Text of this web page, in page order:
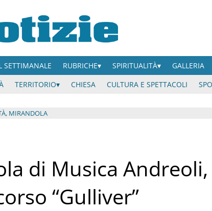
SETTIMANALE RUBRICHE SPIRITUALITÀ GALLERIA
TERRITORIO CHIESA CULTURA E SPETTACOLI
MIRANDOLA
di Musica
“Gulliver”